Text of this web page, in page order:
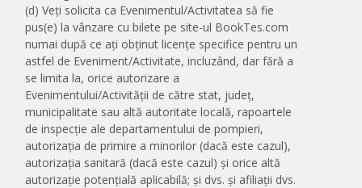
(d) Veți solicita ca Evenimentul/Activitatea să fie
pus(e) la vânzare cu bilete pe site-ul BookTes.com
numai după ce ați obținut licențe specifice pentru un
astfel de Eveniment/Activitate, incluzând, dar fără a
se limita la, orice autorizare a
Evenimentului/Activității de către stat, județ,
municipalitate sau altă autoritate locală, rapoartele
de inspecție ale departamentului de pompieri,
autorizația de primire a minorilor (dacă este cazul),
autorizația sanitară (dacă este cazul) și orice altă
autorizație potențială aplicabilă; și dvs. și afiliații dvs.